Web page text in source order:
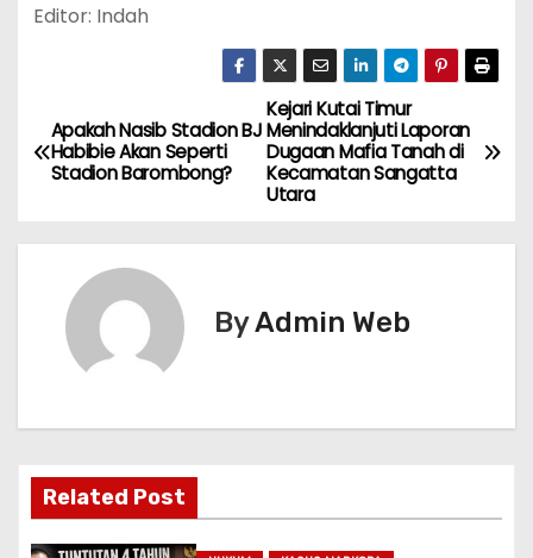
Editor: Indah
N
a
s
i
p
Kejari Kutai Timur
Menindaklanjuti Laporan
Dugaan Mafia Tanah di
Kecamatan Sangatta
Utara
Apakah Nasib Stadion BJ
Habibie Akan Seperti
Stadion Barombong?
ByAdmin Web
Related Post